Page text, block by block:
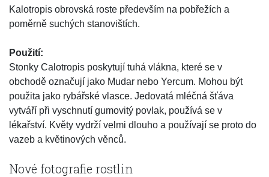
Kalotropis obrovská roste především na pobřežích a
poměrně suchých stanovištích.
Použití:
Stonky Calotropis poskytují tuhá vlákna, které se v
obchodě označují jako Mudar nebo Yercum. Mohou být
použita jako rybářské vlasce. Jedovatá mléčná šťáva
vytváří při vyschnutí gumovitý povlak, používá se v
lékařství. Květy vydrží velmi dlouho a používají se proto do
vazeb a květinových věnců.
Nové fotografie rostlin